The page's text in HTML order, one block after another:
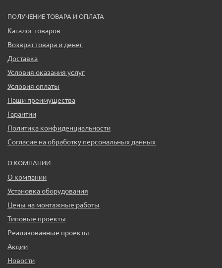
ПОЛУЧЕНИЕ ТОВАРА И ОПЛАТА
Каталог товаров
Возврат товара и денег
Доставка
Условия оказания услуг
Условия оплаты
Наши преимущества
Гарантии
Политика конфиденциальности
Согласие на обработку персональных данных
О КОМПАНИИ
О компании
Установка оборудования
Цены на монтажные работы
Типовые проекты
Реализованные проекты
Акции
Новости